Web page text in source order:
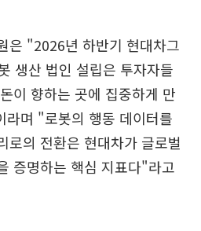
은 "2026년 하반기 현대차그
생산 법인 설립은 투자자들
이 향하는 곳에 집중하게 만
라며 "로봇의 행동 데이터를
로의 전환은 현대차가 글로벌
증명하는 핵심 지표다"라고